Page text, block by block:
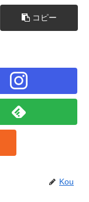
コピー
Kou